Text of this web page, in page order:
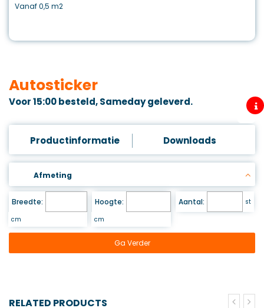
Vanaf 0,5 m2
Autosticker
Voor 15:00 besteld, Sameday geleverd.
Productinformatie Downloads
Afmeting
Breedte:
cm
Hoogte:
cm
Aantal: st
Ga Verder
RELATED PRODUCTS